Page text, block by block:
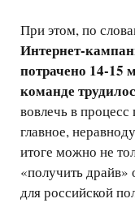
При этом, по
Интернет-
потрачено 14-15
команде
вовлечь в
главное,
итоге можно не
«получить драйв»
для российской